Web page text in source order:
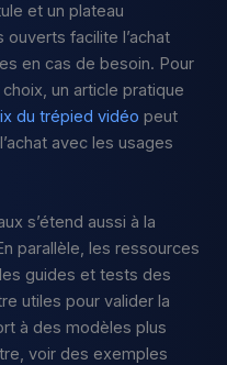
et un plateau
facilite l’achat
en cas de besoin. Pour
un article pratique
du trépied vidéo peut
avec les usages
s’étend aussi à la
parallèle, les ressources
guides et tests des
utiles pour valider la
à des modèles plus
voir des exemples